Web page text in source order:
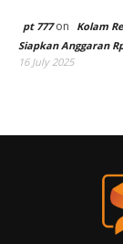
pt 777on
Kolam
Siapkan Anggaran
16 July 2025